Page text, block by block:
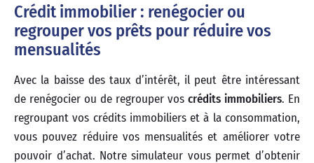
Crédit immobilier : renégocier ou
regrouper vos prêts pour réduire vos
mensualités
Avec la baisse des taux d’intérêt, il peut être intéressant
de renégocier ou de regrouper vos crédits immobiliers. En
regroupant vos crédits immobiliers et à la consommation,
vous pouvez réduire vos mensualités et améliorer votre
pouvoir d’achat. Notre simulateur vous permet d’obtenir